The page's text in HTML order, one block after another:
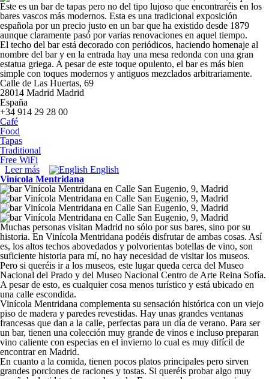
Este es un bar de tapas pero no del tipo lujoso que encontraréis en los
bares vascos más modernos. Esta es una tradicional exposición
española por un precio justo en un bar que ha existido desde 1879
aunque claramente pasó por varias renovaciones en aquel tiempo.
El techo del bar está decorado con periódicos, haciendo homenaje al
nombre del bar y en la entrada hay una mesa redonda con una gran
estatua griega. A pesar de este toque opulento, el bar es más bien
simple con toques modernos y antiguos mezclados arbitrariamente.
Calle de Las Huertas, 69
28014 Madrid Madrid
España
+34 914 29 28 00
Café
Food
Tapas
Traditional
Free WiFi
Leer más sobre El Diario de Huertas
English
Vinícola Mentridana
Muchas personas visitan Madrid no sólo por sus bares, sino por su
historia. En Vinícola Mentridana podéis disfrutar de ambas cosas. Así
es, los altos techos abovedados y polvorientas botellas de vino, son
suficiente historia para mí, no hay necesidad de visitar los museos.
Pero si queréis ir a los museos, este lugar queda cerca del Museo
Nacional del Prado y del Museo Nacional Centro de Arte Reina Sofía.
A pesar de esto, es cualquier cosa menos turístico y está ubicado en
una calle escondida.
Vinícola Mentridana complementa su sensación histórica con un viejo
piso de madera y paredes revestidas. Hay unas grandes ventanas
francesas que dan a la calle, perfectas para un día de verano. Para ser
un bar, tienen una colección muy grande de vinos e incluso preparan
vino caliente con especias en el invierno lo cual es muy difícil de
encontrar en Madrid.
En cuanto a la comida, tienen pocos platos principales pero sirven
grandes porciones de raciones y tostas. Si queréis probar algo muy